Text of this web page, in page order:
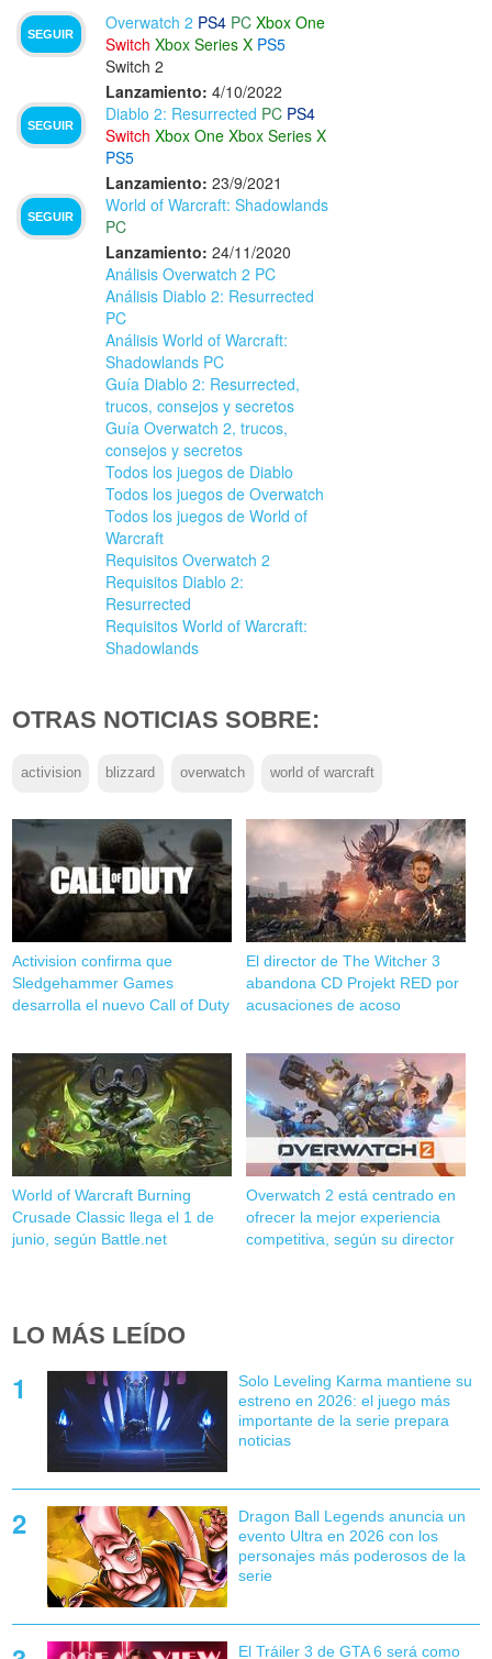
SEGUIR
Overwatch 2 PS4 PC Xbox One
Switch Xbox Series X PS5
Switch 2
Lanzamiento: 4/10/2022
SEGUIR
Diablo 2: Resurrected PC PS4
Switch Xbox One Xbox Series X
PS5
Lanzamiento: 23/9/2021
SEGUIR
World of Warcraft: Shadowlands
PC
Lanzamiento: 24/11/2020
Análisis Overwatch 2 PC
Análisis Diablo 2: Resurrected
PC
Análisis World of Warcraft:
Shadowlands PC
Guía Diablo 2: Resurrected,
trucos, consejos y secretos
Guía Overwatch 2, trucos,
consejos y secretos
Todos los juegos de Diablo
Todos los juegos de Overwatch
Todos los juegos de World of
Warcraft
Requisitos Overwatch 2
Requisitos Diablo 2:
Resurrected
Requisitos World of Warcraft:
Shadowlands
OTRAS NOTICIAS SOBRE:
activision blizzard overwatch world of warcraft
Activision confirma que
Sledgehammer Games
desarrolla el nuevo Call of Duty
El director de The Witcher 3
abandona CD Projekt RED por
acusaciones de acoso
World of Warcraft Burning
Crusade Classic llega el 1 de
junio, según Battle.net
Overwatch 2 está centrado en
ofrecer la mejor experiencia
competitiva, según su director
LO MÁS LEÍDO
Solo Leveling Karma mantiene su
estreno en 2026: el juego más
importante de la serie prepara
noticias
Dragon Ball Legends anuncia un
evento Ultra en 2026 con los
personajes más poderosos de la
serie
El Tráiler 3 de GTA 6 será como